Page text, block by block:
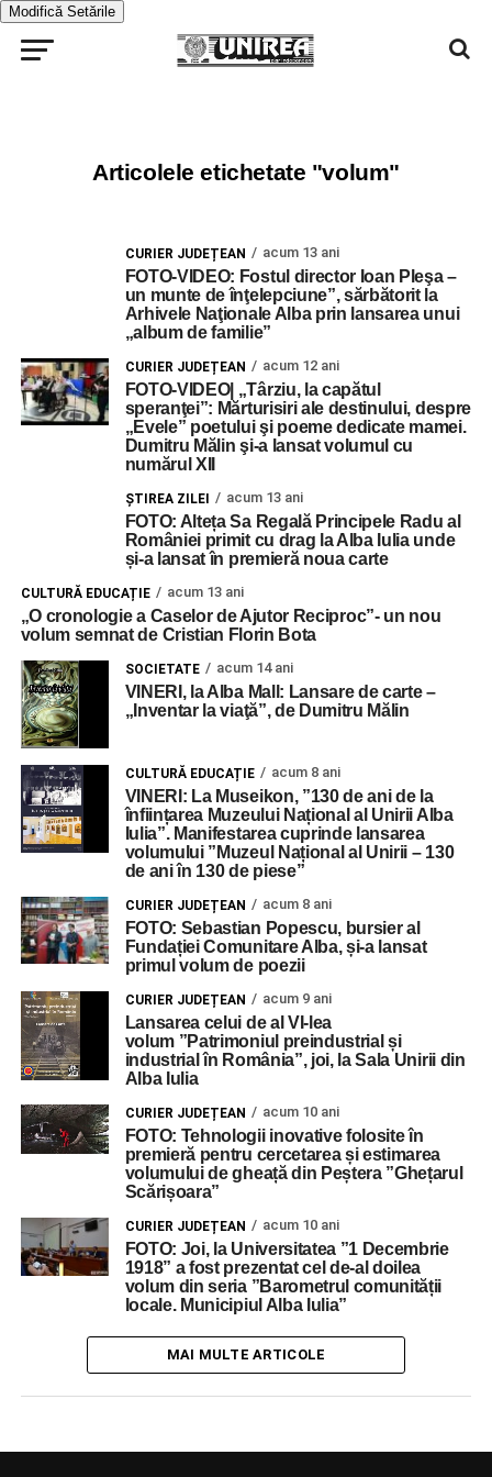
Modifică Setările
Articolele etichetate "volum"
CURIER JUDEȚEAN acum 13 ani
FOTO-VIDEO: Fostul director Ioan Pleşa –
un munte de înţelepciune”, sărbătorit la
Arhivele Naţionale Alba prin lansarea unui
„album de familie”
CURIER JUDEȚEAN acum 12 ani
FOTO-VIDEO| „Târziu, la capătul
speranţei”: Mărturisiri ale destinului, despre
„Evele” poetului şi poeme dedicate mamei.
Dumitru Mălin şi-a lansat volumul cu
numărul XII
ŞTIREA ZILEI acum 13 ani
FOTO: Alteța Sa Regală Principele Radu al
României primit cu drag la Alba Iulia unde
și-a lansat în premieră noua carte
CULTURĂ EDUCAȚIE acum 13 ani
„O cronologie a Caselor de Ajutor Reciproc”- un nou
volum semnat de Cristian Florin Bota
SOCIETATE acum 14 ani
VINERI, la Alba Mall: Lansare de carte –
„Inventar la viaţă”, de Dumitru Mălin
CULTURĂ EDUCAȚIE acum 8 ani
VINERI: La Museikon, ”130 de ani de la
înființarea Muzeului Național al Unirii Alba
Iulia”. Manifestarea cuprinde lansarea
volumului ”Muzeul Național al Unirii – 130
de ani în 130 de piese”
CURIER JUDEȚEAN acum 8 ani
FOTO: Sebastian Popescu, bursier al
Fundației Comunitare Alba, și-a lansat
primul volum de poezii
CURIER JUDEȚEAN acum 9 ani
Lansarea celui de al VI-lea
volum ”Patrimoniul preindustrial și
industrial în România”, joi, la Sala Unirii din
Alba Iulia
CURIER JUDEȚEAN acum 10 ani
FOTO: Tehnologii inovative folosite în
premieră pentru cercetarea și estimarea
volumului de gheață din Peștera ”Ghețarul
Scărișoara”
CURIER JUDEȚEAN acum 10 ani
FOTO: Joi, la Universitatea ”1 Decembrie
1918” a fost prezentat cel de-al doilea
volum din seria ”Barometrul comunității
locale. Municipiul Alba Iulia”
MAI MULTE ARTICOLE